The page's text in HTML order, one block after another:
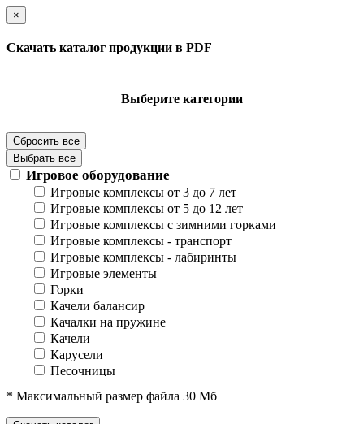
×
Скачать каталог продукции в PDF
Выберите категории
Сбросить все
Выбрать все
Игровое оборудование
Игровые комплексы от 3 до 7 лет
Игровые комплексы от 5 до 12 лет
Игровые комплексы с зимними горками
Игровые комплексы - транспорт
Игровые комплексы - лабиринты
Игровые элементы
Горки
Качели балансир
Качалки на пружине
Качели
Карусели
Песочницы
Домики-беседки
Детские столики и скамьи
* Максимальный размер файла 30 Мб